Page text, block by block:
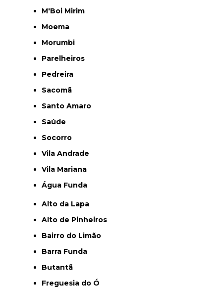
M'Boi Mirim
Moema
Morumbi
Parelheiros
Pedreira
Sacomã
Santo Amaro
Saúde
Socorro
Vila Andrade
Vila Mariana
Água Funda
Alto da Lapa
Alto de Pinheiros
Bairro do Limão
Barra Funda
Butantã
Freguesia do Ó